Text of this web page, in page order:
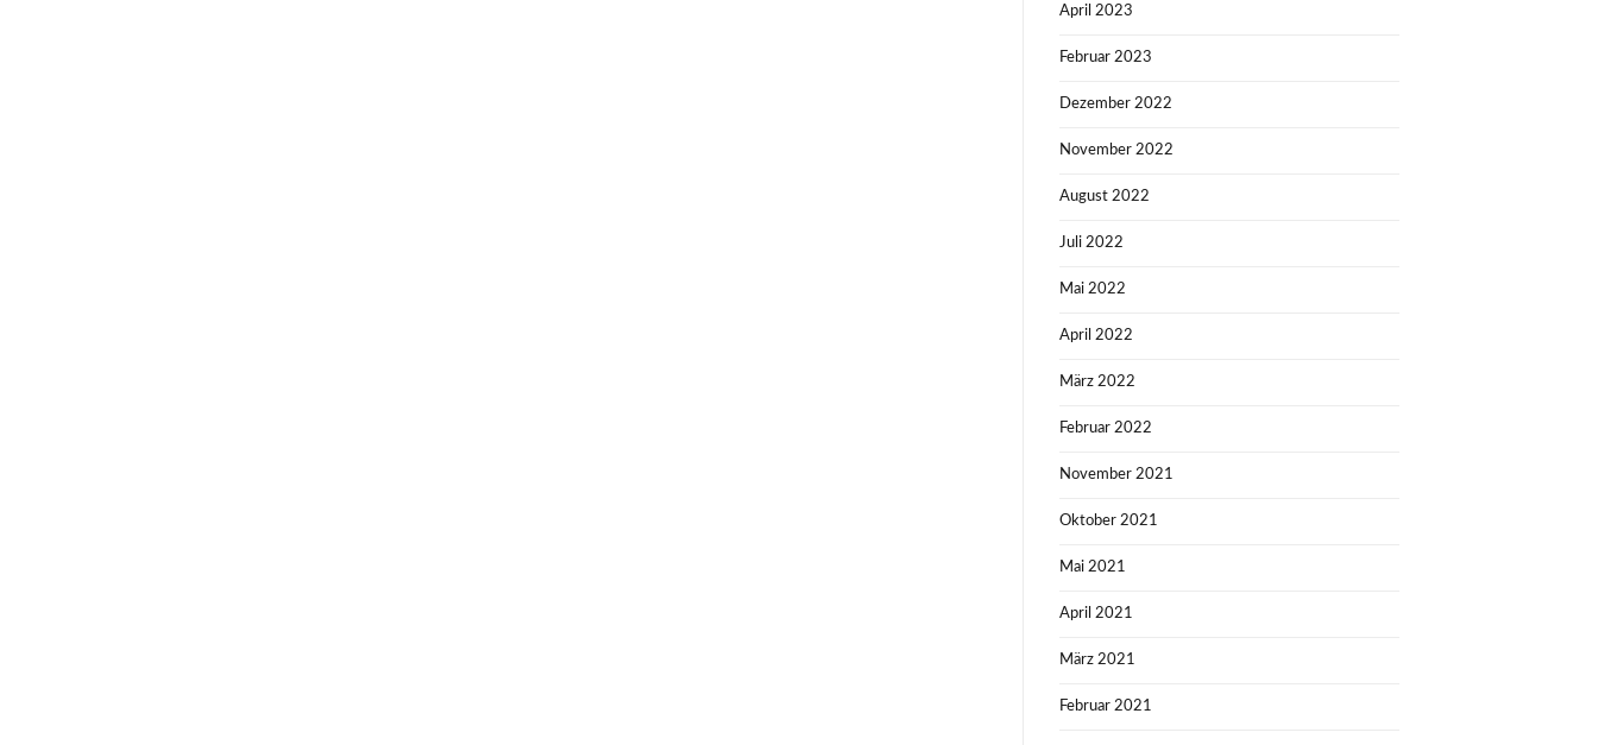
April 2023
Februar 2023
Dezember 2022
November 2022
August 2022
Juli 2022
Mai 2022
April 2022
März 2022
Februar 2022
November 2021
Oktober 2021
Mai 2021
April 2021
März 2021
Februar 2021